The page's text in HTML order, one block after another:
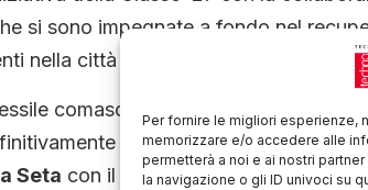
Per fornire le migliori esperienze,
memorizzare e/o accedere alle
permetterà a noi e ai nostri
la navigazione o gli ID univoci su
si sono impegnate a fondo nel
nella città di Como.
comasca ha subito profonde
le loro sedi storiche. Nel
Seta con il contributo e la